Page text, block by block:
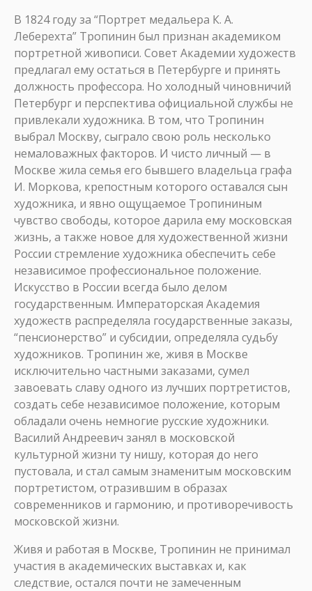
В 1824 году за “Портрет медальера К. А.
Леберехта” Тропинин был признан академиком
портретной живописи. Совет Академии художеств
предлагал ему остаться в Петербурге и принять
должность профессора. Но холодный чиновничий
Петербург и перспектива официальной службы не
привлекали художника. В том, что Тропинин
выбрал Москву, сыграло свою роль несколько
немаловажных факторов. И чисто личный — в
Москве жила семья его бывшего владельца графа
И. Моркова, крепостным которого оставался сын
художника, и явно ощущаемое Тропининым
чувство свободы, которое дарила ему московская
жизнь, а также новое для художественной жизни
России стремление художника обеспечить себе
независимое профессиональное положение.
Искусство в России всегда было делом
государственным. Императорская Академия
художеств распределяла государственные заказы,
“пенсионерство” и субсидии, определяла судьбу
художников. Тропинин же, живя в Москве
исключительно частными заказами, сумел
завоевать славу одного из лучших портретистов,
создать себе независимое положение, которым
обладали очень немногие русские художники.
Василий Андреевич занял в московской
культурной жизни ту нишу, которая до него
пустовала, и стал самым знаменитым московским
портретистом, отразившим в образах
современников и гармонию, и противоречивость
московской жизни.
Живя и работая в Москве, Тропинин не принимал
участия в академических выставках и, как
следствие, остался почти не замеченным